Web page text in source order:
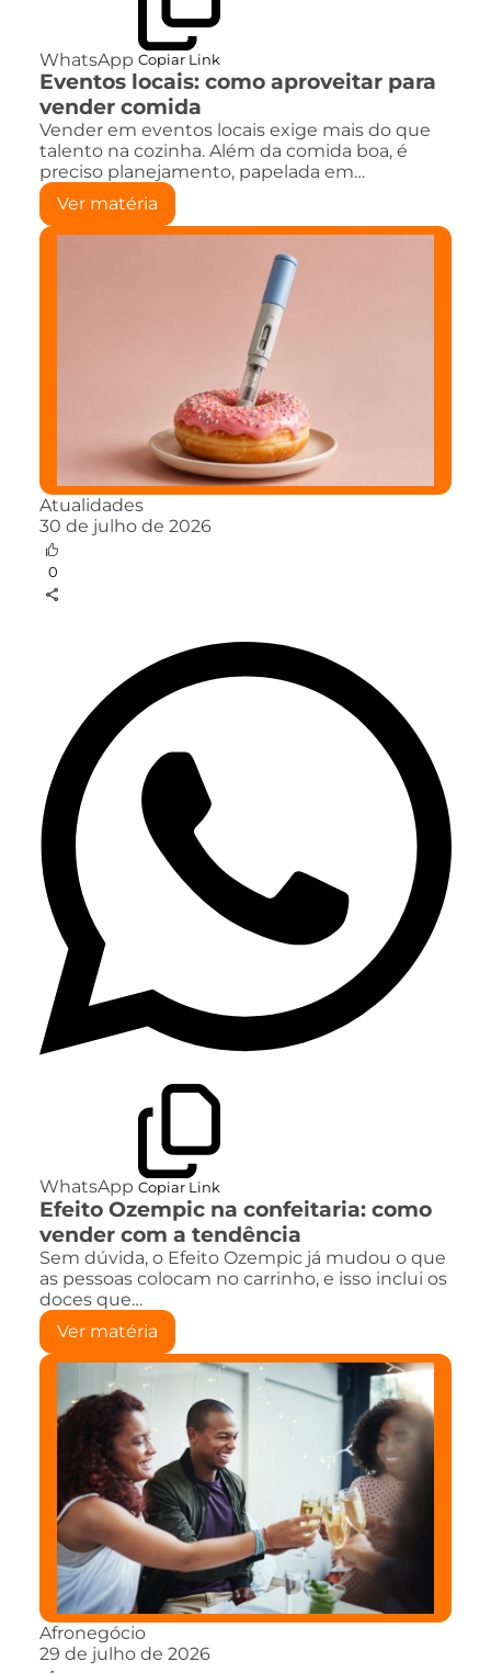
WhatsApp Copiar Link
Eventos locais: como aproveitar para
vender comida
Vender em eventos locais exige mais do que
talento na cozinha. Além da comida boa, é
preciso planejamento, papelada em…
Ver matéria
Atualidades
30 de julho de 2026
0
WhatsApp Copiar Link
Efeito Ozempic na confeitaria: como
vender com a tendência
Sem dúvida, o Efeito Ozempic já mudou o que
as pessoas colocam no carrinho, e isso inclui os
doces que…
Ver matéria
Afronegócio
29 de julho de 2026